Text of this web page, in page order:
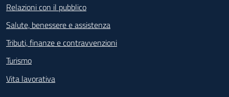
Relazioni con il pubblico
Salute, benessere e assistenza
Tributi, finanze e contravvenzioni
Turismo
Vita lavorativa